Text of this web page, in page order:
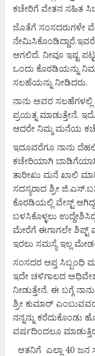
ಕಚೇರಿಗೆ ವೇತನ ಸಹಿತ
ಜೊತೆಗೆ ಸಂಸದರುಗಳೇ
ಆಗಲಿದೆ. ನೀವೂ ಇಷ್ಟ
ಒಂದು ಕೊಠಡಿಯನ್ನು
ಸಲಹೆಯನ್ನು ನೀಡಿದರು.
ನಾನು ಅವರ
ಪ್ರಯತ್ನ ಮಾಡುತ್ತೇನೆ.
ಆದರೇ ನಿಮ್ಮ ಮನೆಯ
ಇದೂವರೆಗೂ ನಾನು
ಕಚೇರಿಯಾಗಿ
ತಾರೀಖು ಮನೆ ಖಾಲಿ
ಸದಸ್ಯರಾದ ಶ್ರೀ
ಕೊಠಡಿಯಲ್ಲಿ ವೇಸ್ಟ್
ಬಳಸಿಕೊಳ್ಳಲು
ಮೇರೆಗೆ ಈಗಾಗಲೇ ಶಿಪ್ಟ್
ಇರಲು ಸಮಸ್ಯೆ ಇಲ್ಲ
ಸಂಸದರ ಆಪ್ತ ಸಿಬ್ಬಂಧಿ
ಇದೇ ಚಳಿಗಾಲದ
ನೀಡುತ್ತೇನೆ. ಈ ಬಗ್ಗೆ
ಶ್ರೀ ಕುಮಾರ್
ನನ್ನನ್ನು ಕರೆದುಕೊಂಡು
ವರ್ಷದಿಂದಲೂ
ಆತನಿಗೆ ಎಲ್ಲಾ 40